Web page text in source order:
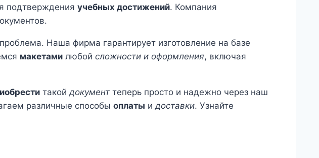
подтверждения учебных достижений. Компания
Наша фирма гарантирует изготовление на базе
макетами любой сложности и оформления, включая
такойдокумент теперь просто и надежно через наш
различные способы оплаты идоставки. Узнайте